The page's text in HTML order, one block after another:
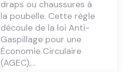
draps ou chaussures à
la poubelle. Cette règle
découle de la loi Anti-
Gaspillage pour une
Économie Circulaire
(AGEC),…